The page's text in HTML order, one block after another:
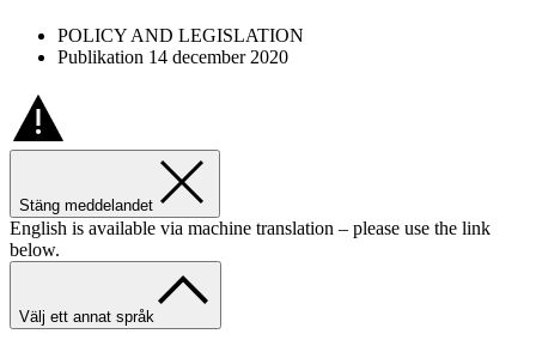
POLICY AND LEGISLATION
Publikation 14 december 2020
Stäng meddelandet
English is available via machine translation – please use the link
below.
Välj ett annat språk